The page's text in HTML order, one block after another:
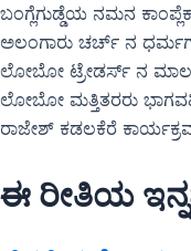
ಬಂಗ್ಲೆಗುಡ್ಡೆಯ ನಮನ
ಅಲಂಗಾರು ಚರ್ಚ್ ನ
ಲೋಬೋ ಟ್ರೇಡರ್ಸ್ ನ
ಲೋಬೋ ಮತ್ತಿತರರು
ರಾಜೇಶ್ ಕಡಲಕೆರೆ
ಈ ರೀತಿಯ